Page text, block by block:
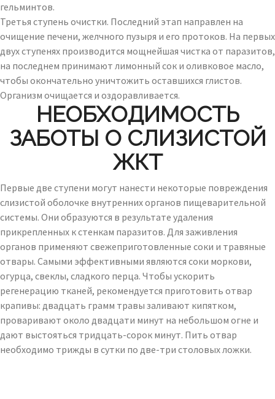
гельминтов.
Третья ступень очистки. Последний этап направлен на
очищение печени, желчного пузыря и его протоков. На первых
двух ступенях производится мощнейшая чистка от паразитов,
на последнем принимают лимонный сок и оливковое масло,
чтобы окончательно уничтожить оставшихся глистов.
Организм очищается и оздоравливается.
НЕОБХОДИМОСТЬ
ЗАБОТЫ О СЛИЗИСТОЙ
ЖКТ
Первые две ступени могут нанести некоторые повреждения
слизистой оболочке внутренних органов пищеварительной
системы. Они образуются в результате удаления
прикрепленных к стенкам паразитов. Для заживления
органов применяют свежеприготовленные соки и травяные
отвары. Самыми эффективными являются соки моркови,
огурца, свеклы, сладкого перца. Чтобы ускорить
регенерацию тканей, рекомендуется приготовить отвар
крапивы: двадцать грамм травы заливают кипятком,
проваривают около двадцати минут на небольшом огне и
дают выстояться тридцать-сорок минут. Пить отвар
необходимо трижды в сутки по две-три столовых ложки.